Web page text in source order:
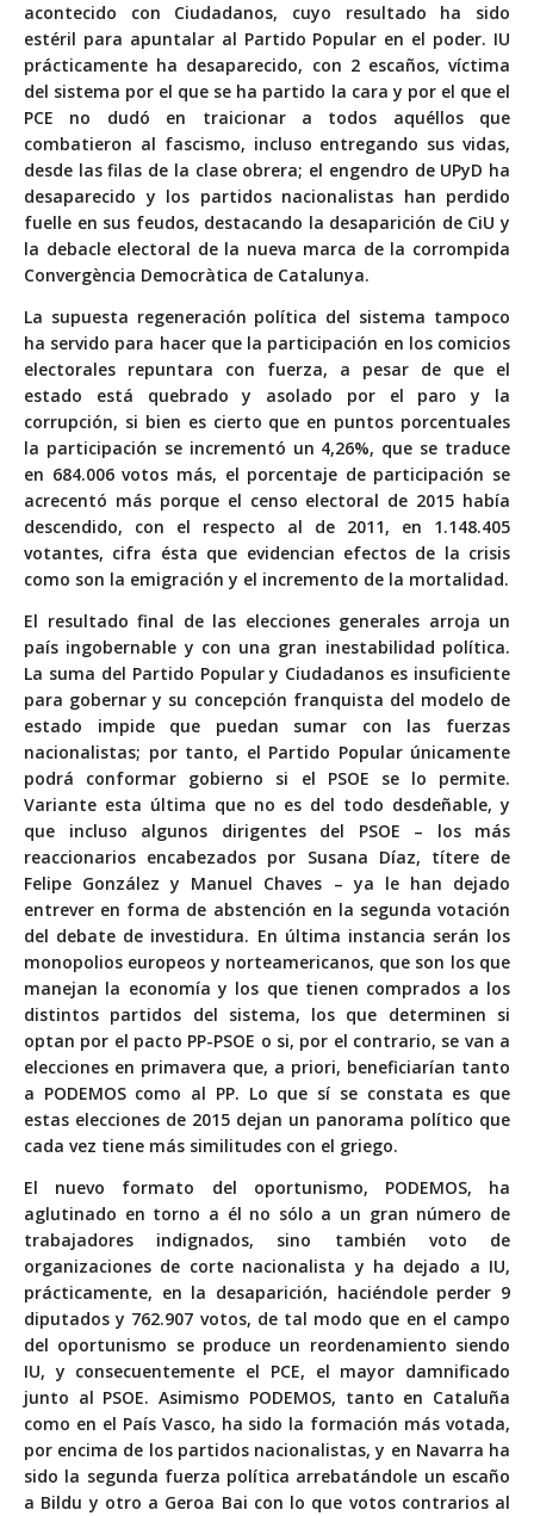
acontecido con Ciudadanos, cuyo resultado ha sido
estéril para apuntalar al Partido Popular en el poder. IU
prácticamente ha desaparecido, con 2 escaños, víctima
del sistema por el que se ha partido la cara y por el que el
PCE no dudó en traicionar a todos aquéllos que
combatieron al fascismo, incluso entregando sus vidas,
desde las filas de la clase obrera; el engendro de UPyD ha
desaparecido y los partidos nacionalistas han perdido
fuelle en sus feudos, destacando la desaparición de CiU y
la debacle electoral de la nueva marca de la corrompida
Convergència Democràtica de Catalunya.
La supuesta regeneración política del sistema tampoco
ha servido para hacer que la participación en los comicios
electorales repuntara con fuerza, a pesar de que el
estado está quebrado y asolado por el paro y la
corrupción, si bien es cierto que en puntos porcentuales
la participación se incrementó un 4,26%, que se traduce
en 684.006 votos más, el porcentaje de participación se
acrecentó más porque el censo electoral de 2015 había
descendido, con el respecto al de 2011, en 1.148.405
votantes, cifra ésta que evidencian efectos de la crisis
como son la emigración y el incremento de la mortalidad.
El resultado final de las elecciones generales arroja un
país ingobernable y con una gran inestabilidad política.
La suma del Partido Popular y Ciudadanos es insuficiente
para gobernar y su concepción franquista del modelo de
estado impide que puedan sumar con las fuerzas
nacionalistas; por tanto, el Partido Popular únicamente
podrá conformar gobierno si el PSOE se lo permite.
Variante esta última que no es del todo desdeñable, y
que incluso algunos dirigentes del PSOE – los más
reaccionarios encabezados por Susana Díaz, títere de
Felipe González y Manuel Chaves – ya le han dejado
entrever en forma de abstención en la segunda votación
del debate de investidura. En última instancia serán los
monopolios europeos y norteamericanos, que son los que
manejan la economía y los que tienen comprados a los
distintos partidos del sistema, los que determinen si
optan por el pacto PP-PSOE o si, por el contrario, se van a
elecciones en primavera que, a priori, beneficiarían tanto
a PODEMOS como al PP. Lo que sí se constata es que
estas elecciones de 2015 dejan un panorama político que
cada vez tiene más similitudes con el griego.
El nuevo formato del oportunismo, PODEMOS, ha
aglutinado en torno a él no sólo a un gran número de
trabajadores indignados, sino también voto de
organizaciones de corte nacionalista y ha dejado a IU,
prácticamente, en la desaparición, haciéndole perder 9
diputados y 762.907 votos, de tal modo que en el campo
del oportunismo se produce un reordenamiento siendo
IU, y consecuentemente el PCE, el mayor damnificado
junto al PSOE. Asimismo PODEMOS, tanto en Cataluña
como en el País Vasco, ha sido la formación más votada,
por encima de los partidos nacionalistas, y en Navarra ha
sido la segunda fuerza política arrebatándole un escaño
a Bildu y otro a Geroa Bai con lo que votos contrarios al